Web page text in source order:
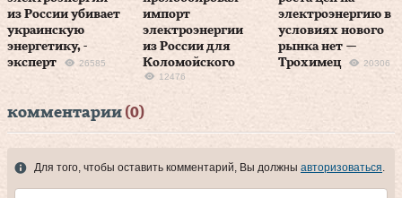
из России убивает
украинскую
энергетику, -
эксперт
26585
импорт
электроэнергии
из России для
Коломойского
12476
электроэнергию в
условиях нового
рынка нет —
Трохимец
20306
комментарии (0)
Для того, чтобы оставить комментарий, Вы должны авторизоваться.